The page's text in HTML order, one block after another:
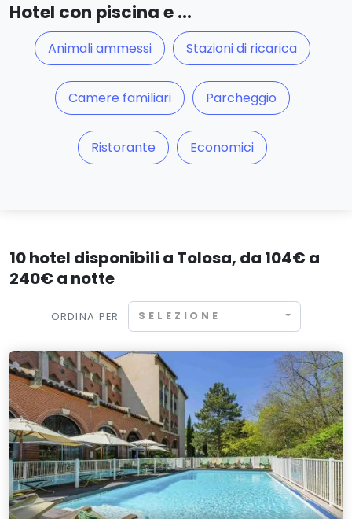
Hotel con piscina e ...
Animali ammessi Stazioni di ricarica
Camere familiari Parcheggio
Ristorante Economici
10 hotel disponibili a Tolosa, da 104€ a
240€ a notte
ORDINA PER SELEZIONE